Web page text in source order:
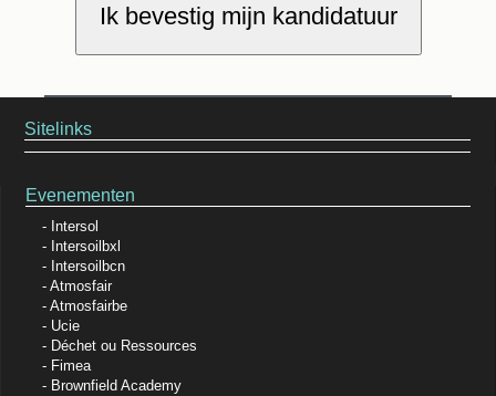
Ik bevestig mijn kandidatuur
Sitelinks
Evenementen
Intersol
Intersoilbxl
Intersoilbcn
Atmosfair
Atmosfairbe
Ucie
Déchet ou Ressources
Fimea
Brownfield Academy